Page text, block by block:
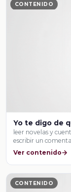
CONTENIDO
Yo te digo de
leer novelas y
escribir un
Ver contenido
CONTENIDO